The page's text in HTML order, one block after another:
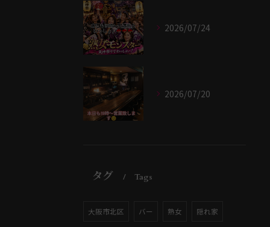
2026/07/24
2026/07/20
タグ Tags
大阪市北区 バー 熟女 隠れ家